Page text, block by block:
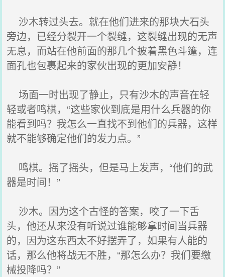
沙木转过头去。就在他们进来的那块大石头
旁边，已经分裂开一个裂缝，这裂缝出现的无声
无息，而站在他前面的那几个披着黑色斗篷，连
面孔也包裹起来的家伙出现的更加安静！
场面一时出现了静止，只有沙木的声音在轻
轻或者鸣棋，“这些家伙到底是用什么兵器的你
能看到吗？我怎么一直找不到他们的兵器，这样
就不能够确定他们的发力点。”
鸣棋。摇了摇头，但是马上发声，“他们的武
器是时间！”
沙木。因为这个古怪的答案，咬了一下舌
头，他还从来没有听说过谁能够拿时间当兵器
的，因为这东西太不好摆弄了，如果有人能的
话，那么他将战无不胜，“那怎么办？我们要缴
械投降吗？”